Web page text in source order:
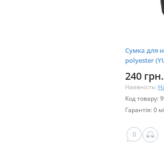
Сумка для
polyester
240 грн.
Наявність:
Код товару:
Гарантія: 0
0